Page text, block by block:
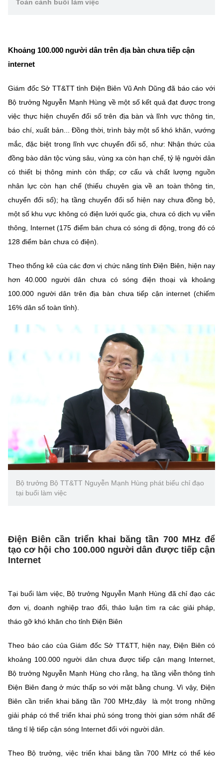
Chọn ngôn ngữ
MINISTRY OF SCIENCE AND TECHNOLOGY
Điều khoản sử dụng Theo dõi MST: Góp ý
Cơ quan chủ quản: Bộ Khoa học và Công nghệ (MST)
Chịu trách nhiệm nội dung: Nguyễn Thị Hải Hằng
Giám đốc Trung tâm Truyền thông Khoa học và Công nghệ.
Liên hệ
Địa chỉ: Ban Biên tập Cổng TTĐT - 18 Nguyễn Du, TP. Hà Nội
Điện thoại: 024 3936 9506
Email:stc@mst.gov.vn
©2026 Bản quyền thuộc Bộ Khoa Học và Công Nghệ
(Ghi rõ nguồn "https://mst.gov.vn" khi phát hành lại thông tin từ
Toàn cảnh buổi làm việc
Khoảng 100.000 người dân trên địa bàn chưa tiếp cận
internet
Giám đốc Sở TT&TT tỉnh Điện Biên Vũ Anh Dũng đã báo cáo với
Bộ trưởng Nguyễn Mạnh Hùng về một số kết quả đạt được trong
việc thực hiện chuyển đổi số trên địa bàn và lĩnh vực thông tin,
báo chí, xuất bản... Đồng thời, trình bày một số khó khăn, vướng
mắc, đặc biệt trong lĩnh vực chuyển đổi số, như: Nhận thức của
đồng bào dân tộc vùng sâu, vùng xa còn hạn chế, tỷ lệ người dân
có thiết bị thông minh còn thấp; cơ cấu và chất lượng nguồn
nhân lực còn hạn chế (thiếu chuyên gia về an toàn thông tin,
chuyển đổi số); hạ tầng chuyển đổi số hiện nay chưa đồng bộ,
một số khu vực không có điện lưới quốc gia, chưa có dịch vụ viễn
thông, Internet (175 điểm bản chưa có sóng di động, trong đó có
128 điểm bản chưa có điện).
Theo thống kê của các đơn vị chức năng tỉnh Điện Biên, hiện nay
hơn 40.000 người dân chưa có sóng điện thoại và khoảng
100.000 người dân trên địa bàn chưa tiếp cận internet (chiếm
16% dân số toàn tỉnh).
Bộ trưởng Bộ TT&TT Nguyễn Mạnh Hùng phát biểu chỉ đạo
tại buổi làm việc
Điện Biên cần triển khai băng tần 700 MHz để
tạo cơ hội cho 100.000 người dân được tiếp cận
Internet
Tại buổi làm việc, Bộ trưởng Nguyễn Mạnh Hùng đã chỉ đạo các
đơn vị, doanh nghiệp trao đổi, thảo luận tìm ra các giải pháp,
tháo gỡ khó khăn cho tỉnh Điện Biên
Theo báo cáo của Giám đốc Sở TT&TT, hiện nay, Điện Biên có
khoảng 100.000 người dân chưa được tiếp cận mạng Internet,
Bộ trưởng Nguyễn Mạnh Hùng cho rằng, hạ tầng viễn thông tỉnh
Điện Biên đang ở mức thấp so với mặt bằng chung. Vì vậy, Điện
Biên cần triển khai băng tần 700 MHz,đây là một trong những
giải pháp có thể triển khai phủ sóng trong thời gian sớm nhất để
tăng tỉ lệ tiếp cận sóng Internet đối với người dân.
Theo Bộ trưởng, việc triển khai băng tần 700 MHz có thể kéo